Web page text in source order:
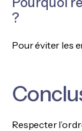
?
Pour éviter les
Respecter